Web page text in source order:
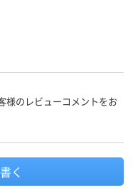
様のレビューコメントをお
く